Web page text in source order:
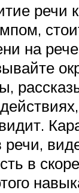
речи
на
речи,
в